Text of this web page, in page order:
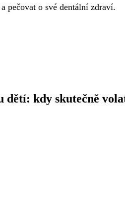
pečovat o své dentální zdraví.
dětí: kdy skutečně